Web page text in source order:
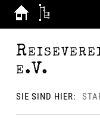
e.V.
SIE SIND HIER: